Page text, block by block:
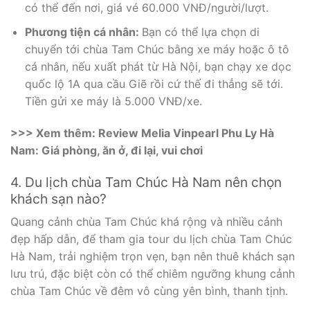
có thể đến nơi, giá vé 60.000 VNĐ/người/lượt.
Phương tiện cá nhân: Bạn có thể lựa chọn di
chuyển tới chùa Tam Chúc bằng xe máy hoặc ô tô
cá nhân, nếu xuất phát từ Hà Nội, bạn chạy xe dọc
quốc lộ 1A qua cầu Giẽ rồi cứ thế đi thẳng sẽ tới.
Tiền gửi xe máy là 5.000 VNĐ/xe.
>>> Xem thêm: Review Melia Vinpearl Phu Ly Hà
Nam: Giá phòng, ăn ở, đi lại, vui chơi
4. Du lịch chùa Tam Chúc Hà Nam nên chọn
khách sạn nào?
Quang cảnh chùa Tam Chúc khá rộng và nhiều cảnh
đẹp hấp dẫn, để tham gia tour du lịch chùa Tam Chúc
Hà Nam, trải nghiệm trọn vẹn, bạn nên thuê khách sạn
lưu trú, đặc biệt còn có thể chiêm ngưỡng khung cảnh
chùa Tam Chúc về đêm vô cùng yên bình, thanh tịnh.